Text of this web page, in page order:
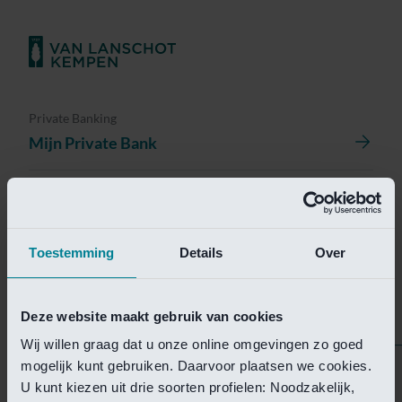
Toestemming Details Over
Deze website maakt gebruik van cookies
Wij willen graag dat u onze online omgevingen zo goed
mogelijk kunt gebruiken. Daarvoor plaatsen we cookies.
U kunt kiezen uit drie soorten profielen: Noodzakelijk,
Private Banking
Mijn Private Bank
Helaas is deze pagina